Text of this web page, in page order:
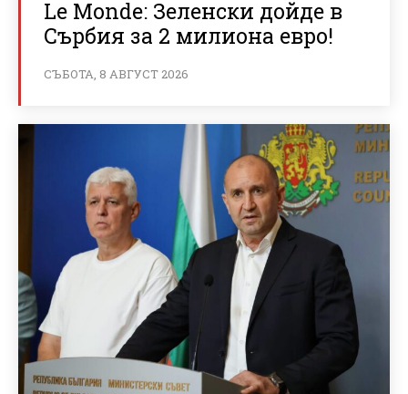
Le Monde: Зеленски дойде в
Сърбия за 2 милиона евро!
СЪБОТА, 8 АВГУСТ 2026